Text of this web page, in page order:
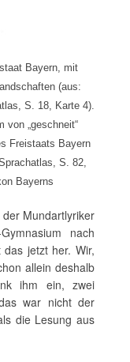
Bayern, mit
(aus:
S. 18, Karte 4).
von „geschneit“
Freistaats Bayern
S. 82,
Bayerns
Mundartlyriker
nach
jetzt her. Wir,
allein deshalb
ihm ein, zwei
war nicht der
die Lesung aus